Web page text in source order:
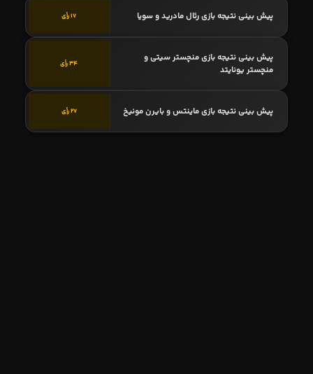
پیش بینی نتیجه بازی رئال مادرید و سویا 17 رأی
پیش بینی نتیجه بازی منچستر سیتی و
منچستر یونایتد
34 رأی
پیش بینی نتیجه بازی ماینتس و بایرن مونیخ 27 رأی